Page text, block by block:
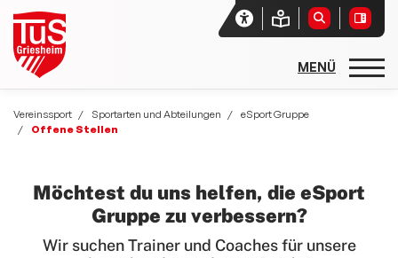
Vereinssport Sportarten und Abteilungen
eSport Gruppe
Offene Stellen
Möchtest du uns helfen, die eSport
Gruppe zu verbessern?
Wir suchen Trainer und Coaches für unsere
Sport- und Freizeitangebote